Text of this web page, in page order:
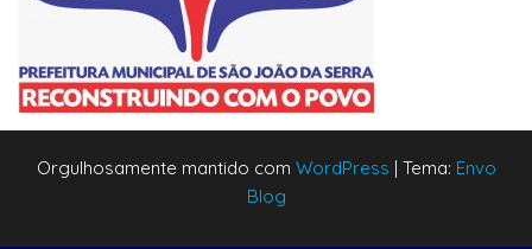
Orgulhosamente mantido com WordPress | Tema: Envo
Blog